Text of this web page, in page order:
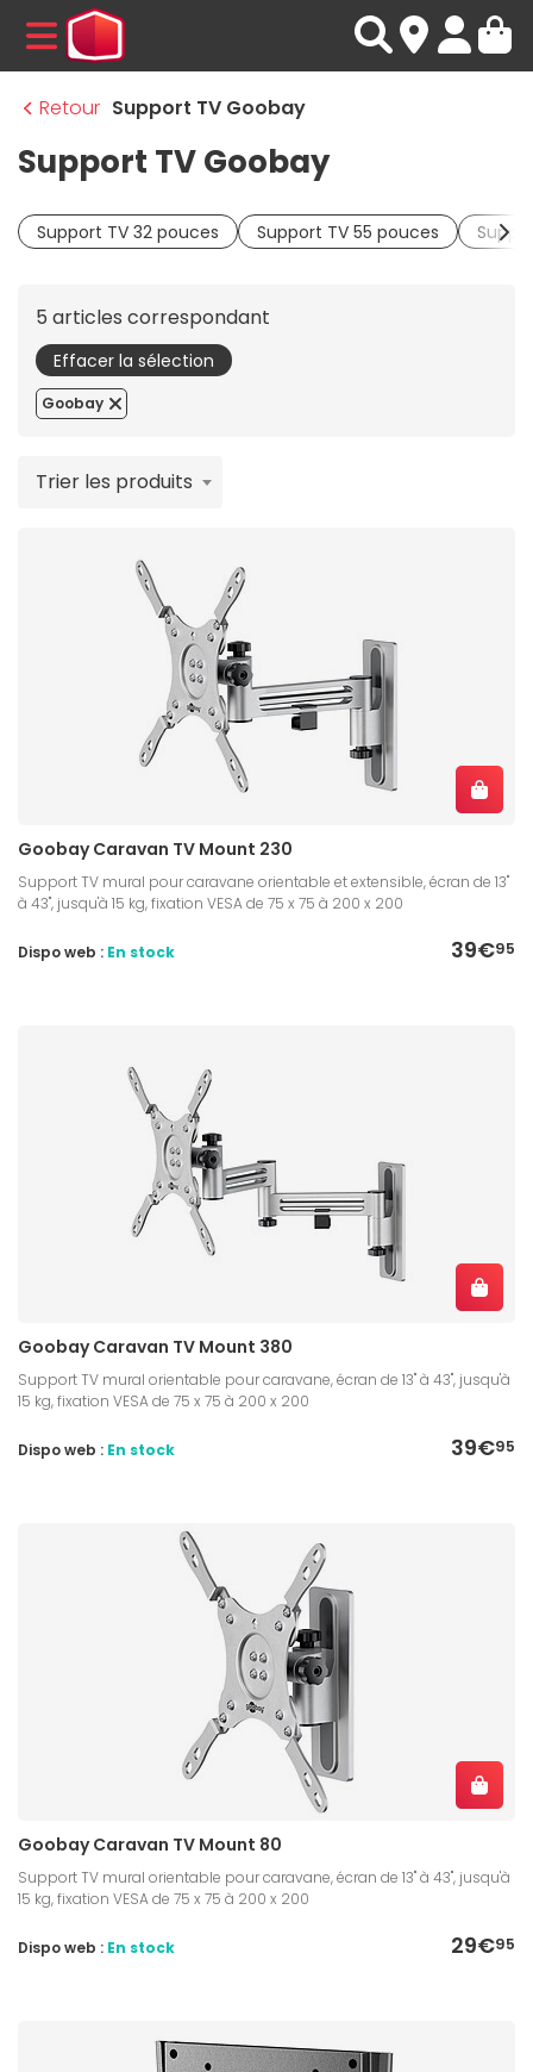
MENU
Retour Support TV Goobay
Support TV Goobay
Support TV 32 pouces Support TV 55 pouces
5 articles correspondant
Effacer la sélection
Goobay
Trier les produits
Goobay Caravan TV Mount 230
Support TV mural pour caravane orientable et extensible, écran de 13"
à 43", jusqu'à 15 kg, fixation VESA de 75 x 75 à 200 x 200
39€95
Dispo web : En stock
Goobay Caravan TV Mount 380
Support TV mural orientable pour caravane, écran de 13" à 43", jusqu'à
15 kg, fixation VESA de 75 x 75 à 200 x 200
39€95
Dispo web : En stock
Goobay Caravan TV Mount 80
Support TV mural orientable pour caravane, écran de 13" à 43", jusqu'à
15 kg, fixation VESA de 75 x 75 à 200 x 200
29€95
Dispo web : En stock